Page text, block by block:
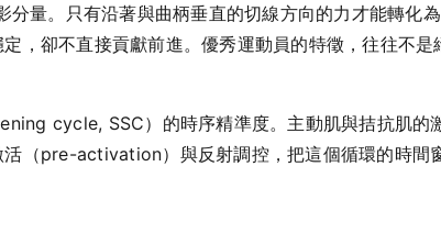
量。只有沿著與曲柄垂直的切線方向的力才能轉化
卻不直接貢獻前進。優秀運動員的特徵，往往不是
cycle, SSC）的時序精準度。主動肌與拮抗肌的
（pre-activation）與反射調控，把這個循環的時間